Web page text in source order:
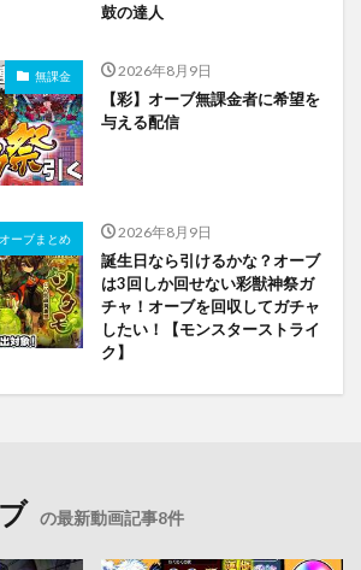
鼓の達人
無課金 2026年8月9日
【彩】オーブ無課金者に希望を
与える配信
オーブまとめ 2026年8月9日
誕生日なら引けるかな？オーブ
は3回しか回せない彩獣神祭ガ
チャ！オーブを回収してガチャ
したい！【モンスターストライ
ク】
の最新動画記事8件